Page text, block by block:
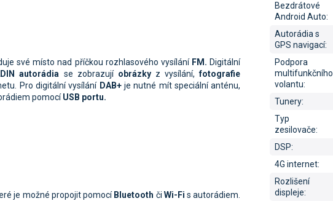
své místo nad příčkou rozhlasového vysílání FM. Digitální
autorádia se zobrazují obrázkyz vysílání,fotografie
Pro digitální vysílání DAB+je nutné mít speciální anténu,
pomocíUSB portu.
je možné propojit pomocí Bluetooth či Wi-Fi s autorádiem.
Bezdrátové
Android Auto:
Autorádia s
GPS navigací:
Podpora
multifunkčního
volantu:
Tunery:
Typ
zesilovače:
DSP:
4G internet:
Rozlišení
displeje: